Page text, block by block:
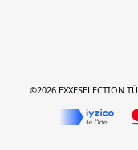
©2026 EXXESELECTION